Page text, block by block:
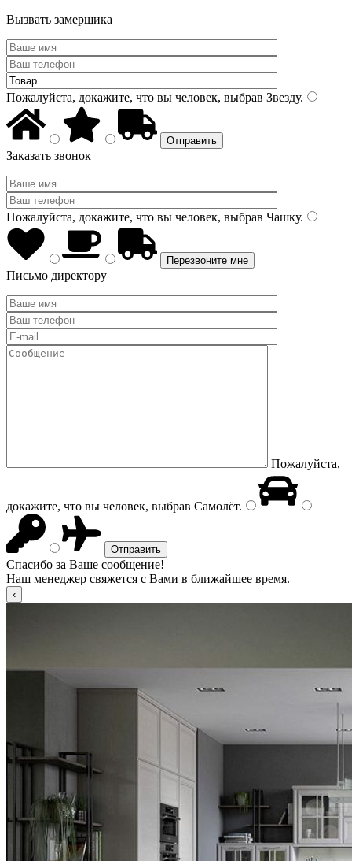
Вызвать замерщика
Пожалуйста, докажите, что вы человек, выбрав Звезду.
Заказать звонок
Пожалуйста, докажите, что вы человек, выбрав Чашку.
Письмо директору
Пожалуйста,
докажите, что вы человек, выбрав Самолёт.
Спасибо за Ваше сообщение!
Наш менеджер свяжется с Вами в ближайшее время.